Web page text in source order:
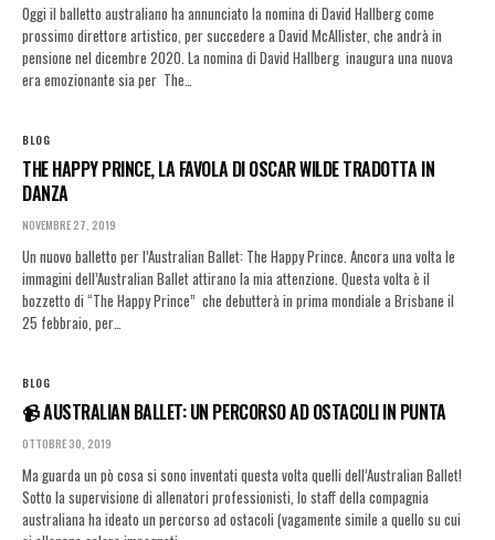
Oggi il balletto australiano ha annunciato la nomina di David Hallberg come
prossimo direttore artistico, per succedere a David McAllister, che andrà in
pensione nel dicembre 2020. La nomina di David Hallberg inaugura una nuova
era emozionante sia per The…
BLOG
THE HAPPY PRINCE, LA FAVOLA DI OSCAR WILDE TRADOTTA IN
DANZA
NOVEMBRE 27, 2019
Un nuovo balletto per l’Australian Ballet: The Happy Prince. Ancora una volta le
immagini dell’Australian Ballet attirano la mia attenzione. Questa volta è il
bozzetto di “The Happy Prince” che debutterà in prima mondiale a Brisbane il
25 febbraio, per…
BLOG
📹 AUSTRALIAN BALLET: UN PERCORSO AD OSTACOLI IN PUNTA
OTTOBRE 30, 2019
Ma guarda un pò cosa si sono inventati questa volta quelli dell’Australian Ballet!
Sotto la supervisione di allenatori professionisti, lo staff della compagnia
australiana ha ideato un percorso ad ostacoli (vagamente simile a quello su cui